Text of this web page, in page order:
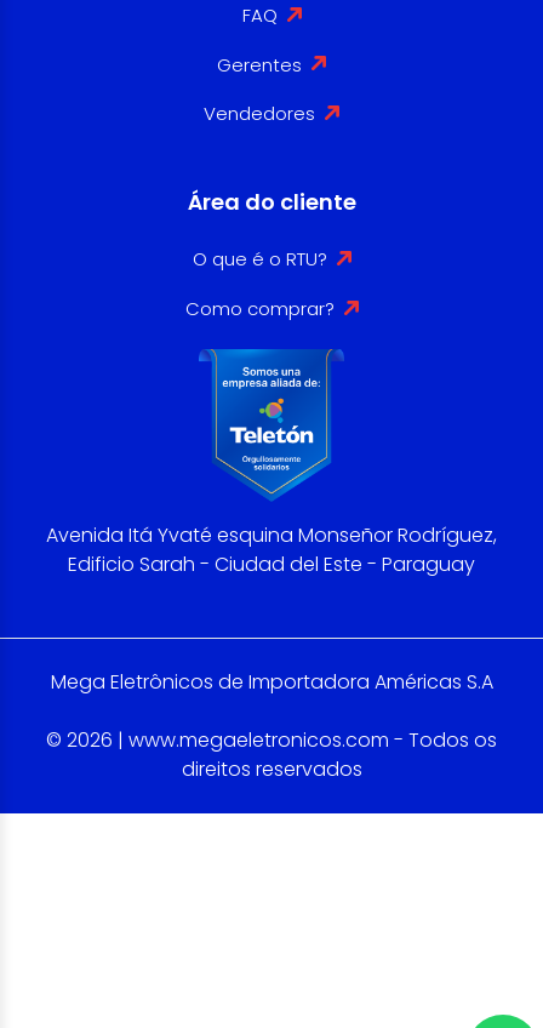
FAQ
Gerentes
Vendedores
Área do cliente
O que é o RTU?
Como comprar?
Avenida Itá Yvaté esquina Monseñor Rodríguez,
Edificio Sarah - Ciudad del Este - Paraguay
Mega Eletrônicos de Importadora Américas S.A
© 2026 | www.megaeletronicos.com - Todos os
direitos reservados